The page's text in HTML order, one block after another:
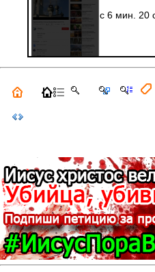
с 6 мин. 20